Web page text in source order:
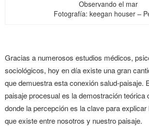
Observando el mar
Fotografía: keegan houser –
Gracias a numerosos estudios médicos,
sociológicos, hoy en día existe una gran
que demuestra esta conexión salud-paisaje.
paisaje procesual es la demostración teórica
donde la percepción es la clave para
que existe entre nosotros y nuestro paisaje.